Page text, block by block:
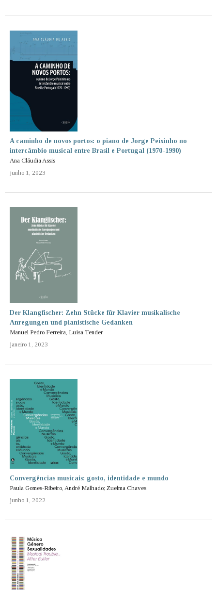
A caminho de novos portos: o piano de Jorge Peixinho no
intercâmbio musical entre Brasil e Portugal (1970-1990)
Ana Cláudia Assis
junho 1, 2023
Der Klangfischer: Zehn Stücke für Klavier musikalische
Anregungen und pianistische Gedanken
Manuel Pedro Ferreira, Luísa Tender
janeiro 1, 2023
Convergências musicais: gosto, identidade e mundo
Paula Gomes-Ribeiro, André Malhado; Zuelma Chaves
junho 1, 2022